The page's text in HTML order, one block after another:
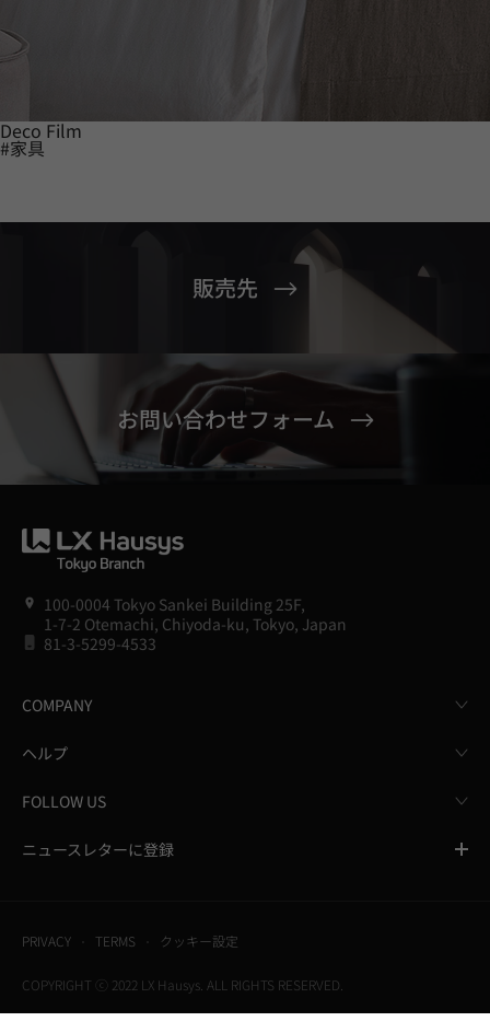
Deco Film
#家具
販売先
お問い合わせフォーム
100-0004 Tokyo Sankei Building 25F,
1-7-2 Otemachi, Chiyoda-ku, Tokyo, Japan
81-3-5299-4533
COMPANY
ヘルプ
FOLLOW US
ニュースレターに登録
PRIVACY TERMS クッキー設定
COPYRIGHT ⓒ 2022 LX Hausys. ALL RIGHTS RESERVED.